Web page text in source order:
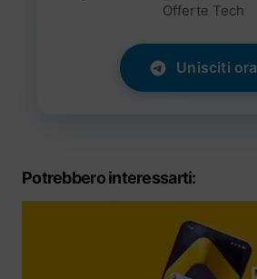
Offerte Tech
Unisciti ora
Potrebbero interessarti: